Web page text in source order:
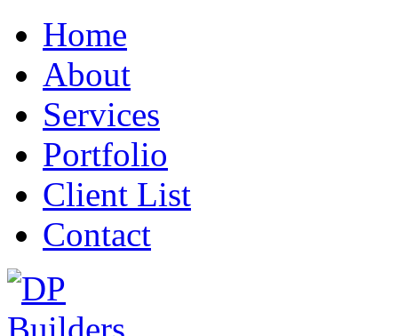
Home
About
Services
Portfolio
Client List
Contact